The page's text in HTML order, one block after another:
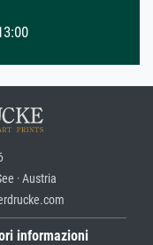
· Austria
informazioni